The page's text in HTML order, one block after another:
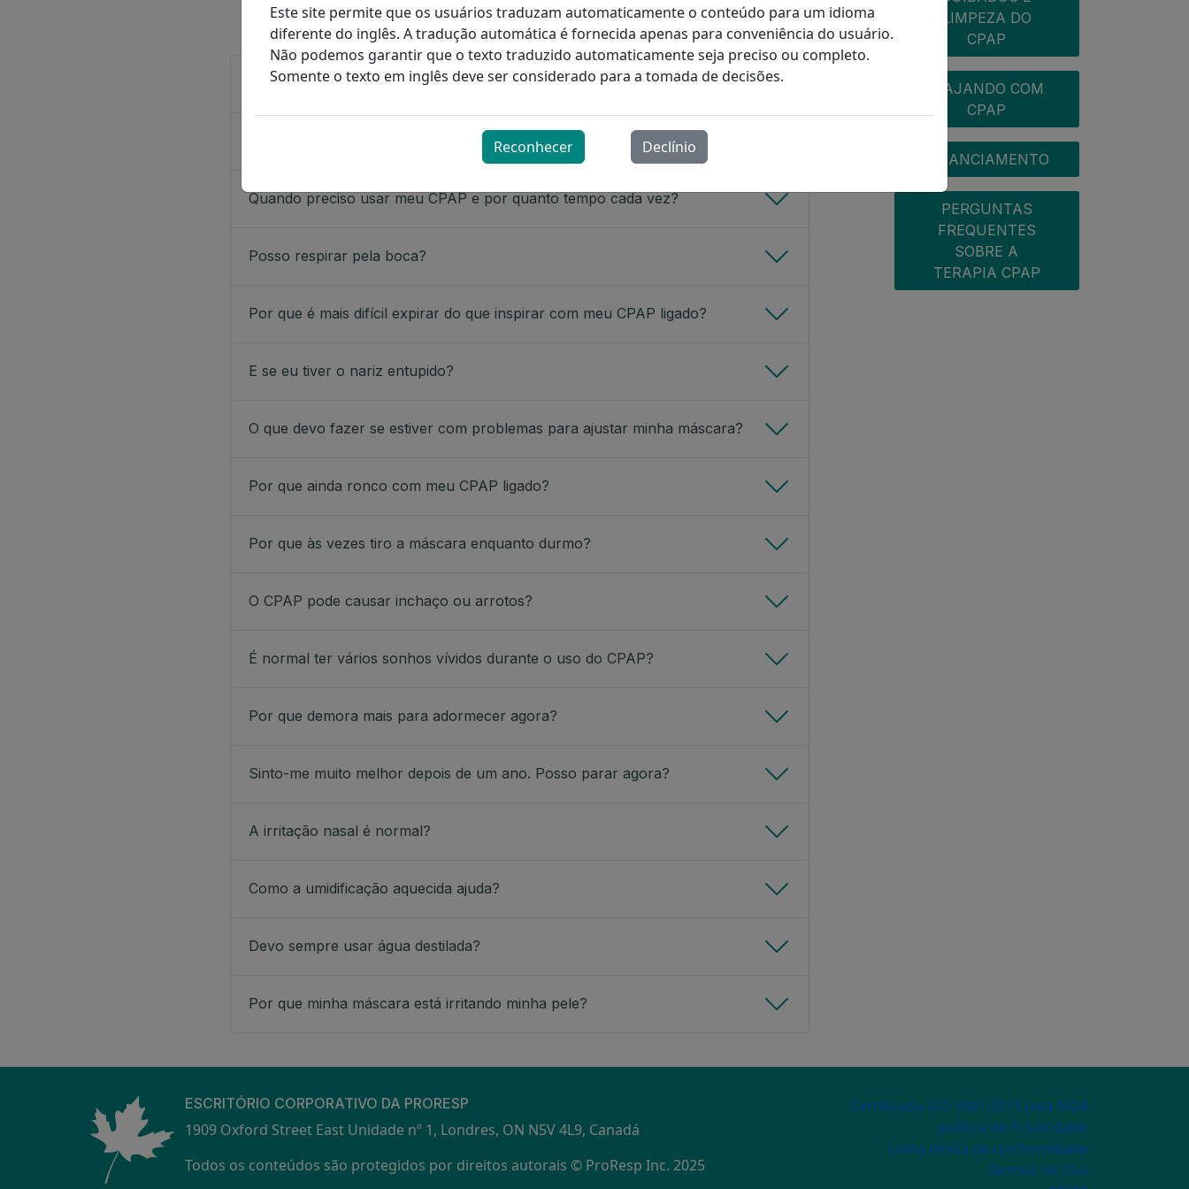
Expand All
O equipamento é complicado?
Por que preciso limpar meu equipamento?
Quando preciso usar meu CPAP e por quanto tempo cada vez?
Posso respirar pela boca?
Por que é mais difícil expirar do que inspirar com meu CPAP ligado?
E se eu tiver o nariz entupido?
O que devo fazer se estiver com problemas para ajustar minha máscara?
Por que ainda ronco com meu CPAP ligado?
Por que às vezes tiro a máscara enquanto durmo?
O CPAP pode causar inchaço ou arrotos?
É normal ter vários sonhos vívidos durante o uso do CPAP?
Por que demora mais para adormecer agora?
Sinto-me muito melhor depois de um ano. Posso parar agora?
A irritação nasal é normal?
Como a umidificação aquecida ajuda?
Devo sempre usar água destilada?
Por que minha máscara está irritando minha pele?
LIMPEZA DO
CPAP
VIAJANDO COM
CPAP
FINANCIAMENTO
PERGUNTAS
FREQUENTES
SOBRE A
TERAPIA CPAP
ESCRITÓRIO CORPORATIVO DA PRORESP
1909 Oxford Street East Unidade nº 1, Londres, ON N5V 4L9, Canadá
Todos os conteúdos são protegidos por direitos autorais © ProResp Inc. 2025
SECONDARY MENU
Certificado ISO 9001:2015 pela NQA
política de Privacidade
Linha direta de conformidade
Termos de Uso
Este site permite que os usuários traduzam automaticamente o conteúdo para um idioma
diferente do inglês. A tradução automática é fornecida apenas para conveniência do usuário.
Não podemos garantir que o texto traduzido automaticamente seja preciso ou completo.
Somente o texto em inglês deve ser considerado para a tomada de decisões.
Reconhecer Declínio